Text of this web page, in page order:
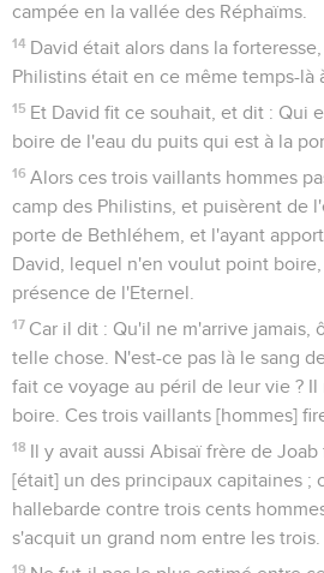
campée en la vallée des Réphaïms.
14 David était alors dans la
Philistins était en ce même temps-là
15 Et David fit ce souhait, et dit : Qui
boire de l'eau du puits qui est à la
16 Alors ces trois vaillants hommes
camp des Philistins, et puisèrent de
porte de Bethléhem, et l'ayant
David, lequel n'en voulut point
présence de l'Eternel.
17 Car il dit : Qu'il ne m'arrive jamais,
telle chose. N'est-ce pas là le sang
fait ce voyage au péril de leur vie ?
boire. Ces trois vaillants [hommes]
18 Il y avait aussi Abisaï frère de Joab
[était] un des principaux capitaines ;
hallebarde contre trois cents
s'acquit un grand nom entre les trois.
19